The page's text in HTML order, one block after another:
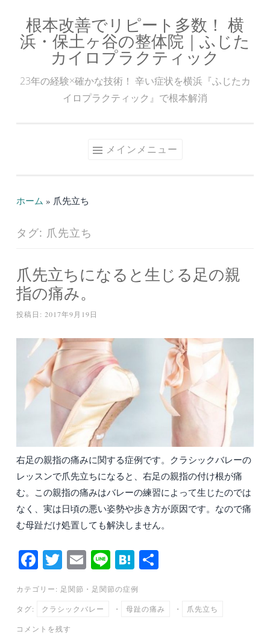
ン
根本改善でリピート多数！ 横
浜・保土ヶ谷の整体院｜ふじた
カイロプラクティック
23年の経験×確かな技術！ 辛い症状を横浜『ふじたカ
イロプラクティック』で根本解消
メインメニュー
ホーム » 爪先立ち
タグ: 爪先立ち
爪先立ちになると生じる足の親
指の痛み。
投稿日: 2017年9月19日
右足の親指の痛みに関する症例です。クラシックバレーの
レッスンで爪先立ちになると、右足の親指の付け根が痛
む。この親指の痛みはバレーの練習によって生じたのでは
なく、実は日頃の悪い姿勢や歩き方が原因です。なので痛
む母趾だけ処置しても解決しません。
Fa
ce
bo
ok
T
wi
tte
r
E
m
ail
Li
ne
H
at
en
a
カテゴリー: 足関節 ・ 足関節の症例
タグ: クラシックバレー ・ 母趾の痛み ・ 爪先立ち
コメントを残す